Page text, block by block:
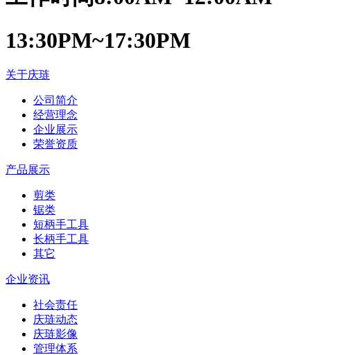
13:30PM~17:30PM
关于庆琏
公司简介
经营理念
企业展示
荣誉资质
产品展示
剪类
锯类
短柄手工具
长柄手工具
其它
企业资讯
社会责任
庆琏动态
庆琏影像
管理体系